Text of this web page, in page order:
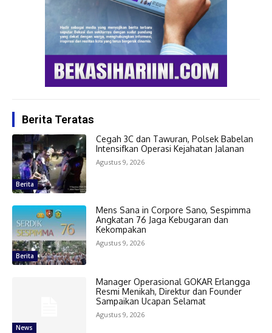
Berita Teratas
Berita
Cegah 3C dan Tawuran, Polsek Babelan
Intensifkan Operasi Kejahatan Jalanan
Agustus 9, 2026
Berita
Mens Sana in Corpore Sano, Sespimma
Angkatan 76 Jaga Kebugaran dan
Kekompakan
Agustus 9, 2026
News
Manager Operasional GOKAR Erlangga
Resmi Menikah, Direktur dan Founder
Sampaikan Ucapan Selamat
Agustus 9, 2026